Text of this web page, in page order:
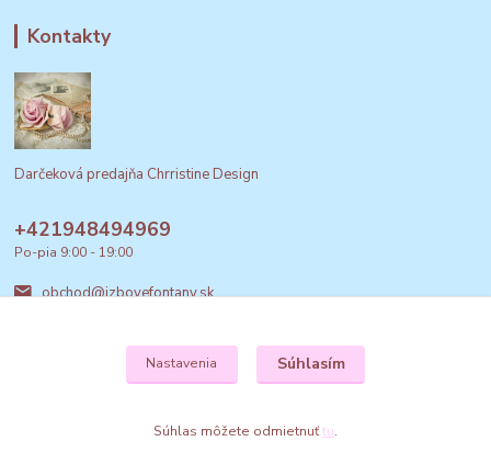
Kontakty
Darčeková predajňa Chrristine Design
+421948494969
Po-pia 9:00 - 19:00
obchod@izbovefontany.sk
Nastavenia Súhlasím
Súhlas môžete odmietnuťtu.